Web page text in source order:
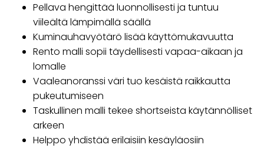
Pellava hengittää luonnollisesti ja tuntuu
viileältä lämpimällä säällä
Kuminauhavyötärö lisää käyttömukavuutta
Rento malli sopii täydellisesti vapaa-aikaan ja
lomalle
Vaaleanoranssi väri tuo kesäistä raikkautta
pukeutumiseen
Taskullinen malli tekee shortseista käytännölliset
arkeen
Helppo yhdistää erilaisiin kesäyläosiin